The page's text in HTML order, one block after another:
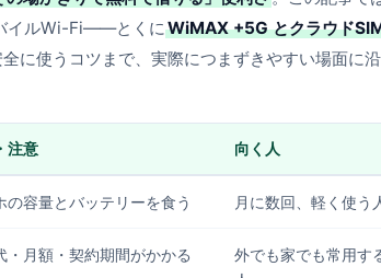
イルWi-Fi——とくにWiMAX +5G とクラウド
に使うコツまで、実際につまずきやすい場面に
注意 向く人
の容量とバッテリーを食う 月に数回、軽く使う
・月額・契約期間がかかる
外でも家でも常用す